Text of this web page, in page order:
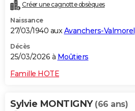
Créer une cagnotte obsèques
Naissance
27/03/1940 auxAvanchers-Valmorel
Décès
25/03/2026 à Moûtiers
Famille HOTE
Sylvie MONTIGNY (66 ans)